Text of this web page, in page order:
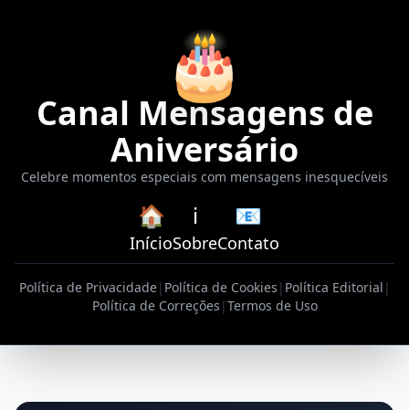
🎂
Canal Mensagens de
Aniversário
Celebre momentos especiais com mensagens inesquecíveis
🏠
Início
ℹ️
Sobre
📧
Contato
Política de Privacidade| Política de Cookies | Política Editorial |
Política de Correções |Termos de Uso